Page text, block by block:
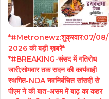
*#Metronewz:शुक्रवार:07/08/
2026 की बड़ी ख़बरें*
*#BREAKING-संसद में गतिरोध
जारी;सोमवार तक सदन की कार्यवाही
स्थगित-NDA नवनिर्बचित सांसदी से
पीएम ने की बात-असम में बाढ़ का कहर